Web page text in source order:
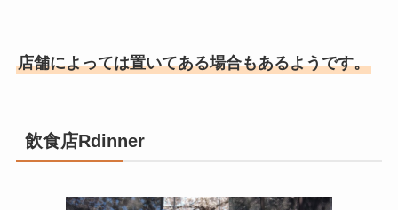
店舗によっては置いてある場合もあるようです。
飲食店Rdinner